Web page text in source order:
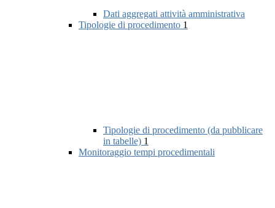
Dati aggregati attività amministrativa
Tipologie di procedimento 1
Tipologie di procedimento (da pubblicare
in tabelle) 1
Monitoraggio tempi procedimentali